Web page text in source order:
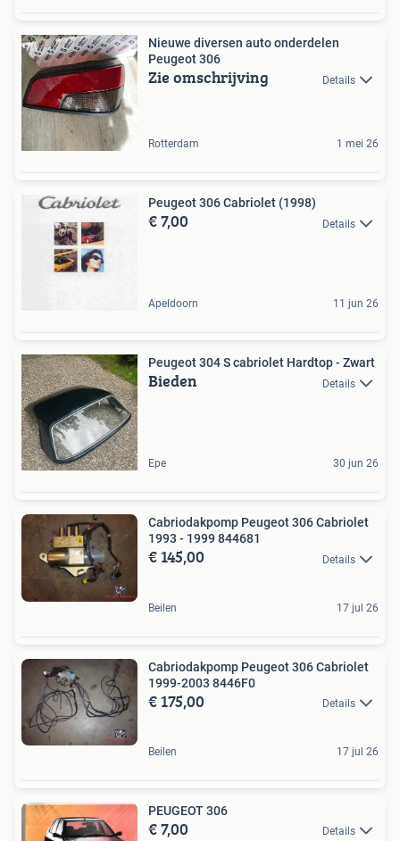
Nieuwe diversen auto onderdelen
Peugeot 306
Zie omschrijving Details
Rotterdam 1 mei 26
Peugeot 306 Cabriolet (1998)
€ 7,00 Details
Apeldoorn 11 jun 26
Peugeot 304 S cabriolet Hardtop - Zwart
Bieden Details
Epe 30 jun 26
Cabriodakpomp Peugeot 306 Cabriolet
1993 - 1999 844681
€ 145,00 Details
Beilen 17 jul 26
Cabriodakpomp Peugeot 306 Cabriolet
1999-2003 8446F0
€ 175,00 Details
Beilen 17 jul 26
PEUGEOT 306
€ 7,00 Details